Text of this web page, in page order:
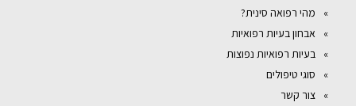
מהי רפואה סינית?
אבחון בעיות רפואיות
בעיות רפואיות נפוצות
סוגי טיפולים
צור קשר